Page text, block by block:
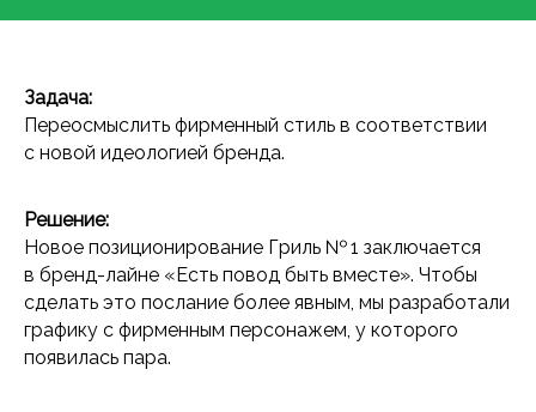
Задача:
Переосмыслить фирменный стиль в соответствии
с новой идеологией бренда.
Решение:
Новое позиционирование Гриль № 1 заключается
в бренд-лайне «Есть повод быть вместе». Чтобы
сделать это послание более явным, мы разработали
графику с фирменным персонажем, у которого
появилась пара.